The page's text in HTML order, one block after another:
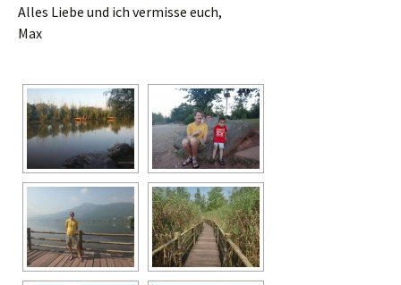
Alles Liebe und ich vermisse euch,
Max